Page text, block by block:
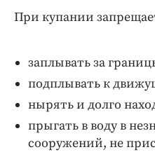
При купании
заплывать за
подплывать к
нырять и долго
прыгать в воду в
сооружений, не